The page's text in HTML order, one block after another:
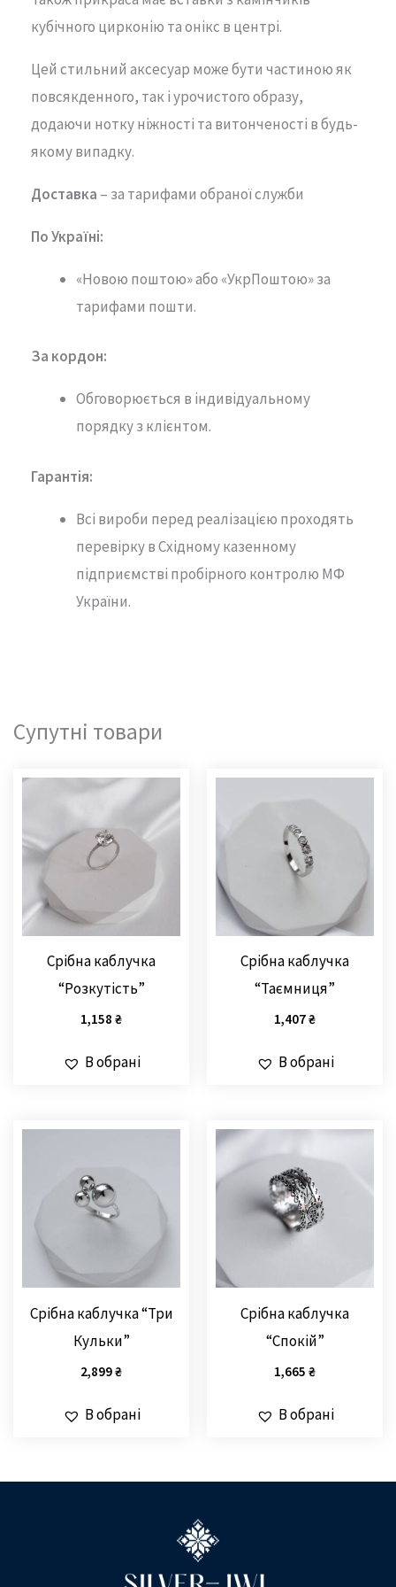
кубічного цирконію та онікс в центрі.
Цей стильний аксесуар може бути частиною як
повсякденного, так і урочистого образу,
додаючи нотку ніжності та витонченості в будь-
якому випадку.
Доставка – за тарифами обраної служби
По Україні:
«Новою поштою» або «УкрПоштою» за
тарифами пошти.
За кордон:
Обговорюється в індивідуальному
порядку з клієнтом.
Гарантія:
Всі вироби перед реалізацією проходять
перевірку в Східному казенному
підприємстві пробірного контролю МФ
України.
Супутні товари
Срібна каблучка
“Розкутість”
1,158 ₴
В обрані
Срібна каблучка
“Таємниця”
1,407₴
В обрані
Срібна каблучка “Три
Кульки”
2,899₴
В обрані
Срібна каблучка
“Спокій”
1,665 ₴
В обрані